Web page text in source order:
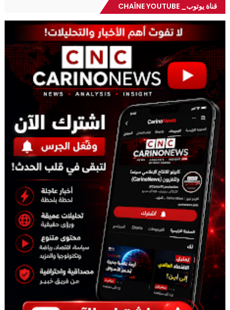
قناة يوتوب_ CHAÎNE YOUTUBE